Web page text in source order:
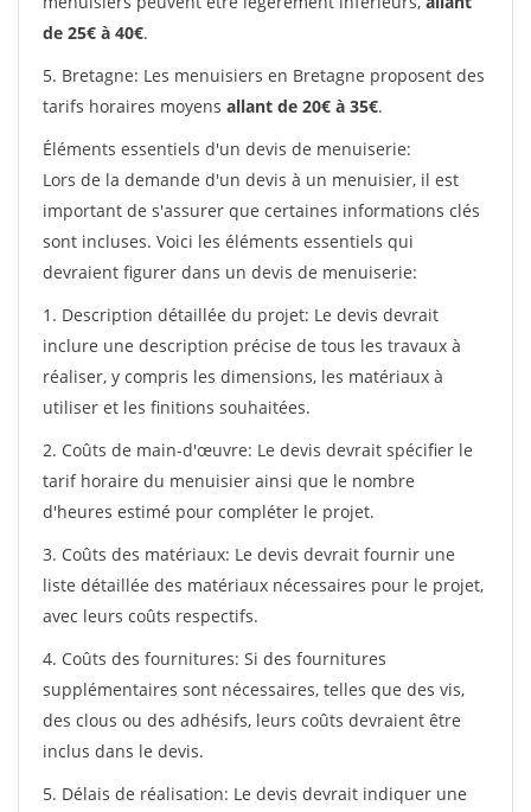
de 25€ à 40€.
5. Bretagne: Les menuisiers en Bretagne proposent des
tarifs horaires moyens allant de 20€ à 35€.
Éléments essentiels d'un devis de menuiserie:
Lors de la demande d'un devis à un menuisier, il est
important de s'assurer que certaines informations clés
sont incluses. Voici les éléments essentiels qui
devraient figurer dans un devis de menuiserie:
1. Description détaillée du projet: Le devis devrait
inclure une description précise de tous les travaux à
réaliser, y compris les dimensions, les matériaux à
utiliser et les finitions souhaitées.
2. Coûts de main-d'œuvre: Le devis devrait spécifier le
tarif horaire du menuisier ainsi que le nombre
d'heures estimé pour compléter le projet.
3. Coûts des matériaux: Le devis devrait fournir une
liste détaillée des matériaux nécessaires pour le projet,
avec leurs coûts respectifs.
4. Coûts des fournitures: Si des fournitures
supplémentaires sont nécessaires, telles que des vis,
des clous ou des adhésifs, leurs coûts devraient être
inclus dans le devis.
5. Délais de réalisation: Le devis devrait indiquer une